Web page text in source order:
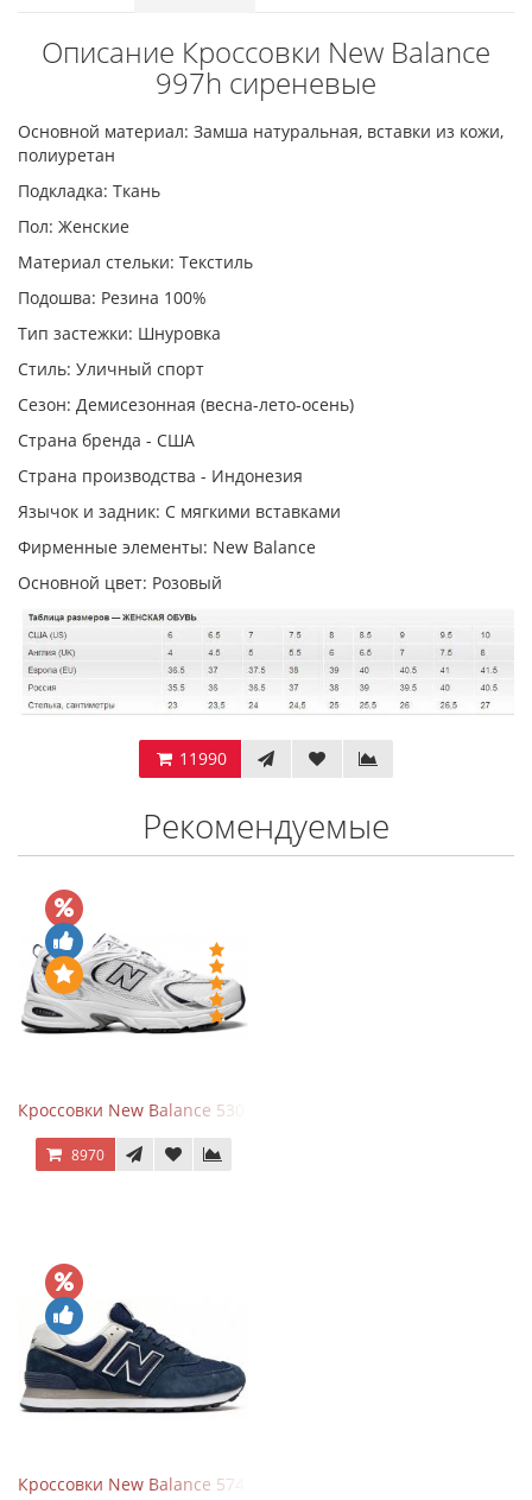
Описание Кроссовки New Balance
997h сиреневые
Основной материал: Замша натуральная, вставки из кожи,
полиуретан
Подкладка: Ткань
Пол: Женские
Материал стельки: Текстиль
Подошва: Резина 100%
Тип застежки: Шнуровка
Стиль: Уличный спорт
Сезон: Демисезонная (весна-лето-осень)
Страна бренда - США
Страна производства - Индонезия
Язычок и задник: С мягкими вставками
Фирменные элементы: New Balance
Основной цвет: Розовый
11990
Рекомендуемые
Кроссовки New Balance 530 White Silver Navy
8970
Кроссовки New Balance 574 Navy Blue White